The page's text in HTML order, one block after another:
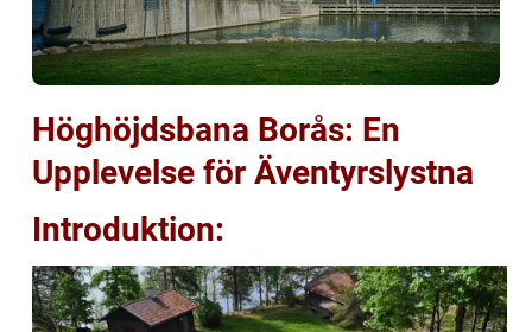
Höghöjdsbana Borås: En
Upplevelse för Äventyrslystna
Introduktion: